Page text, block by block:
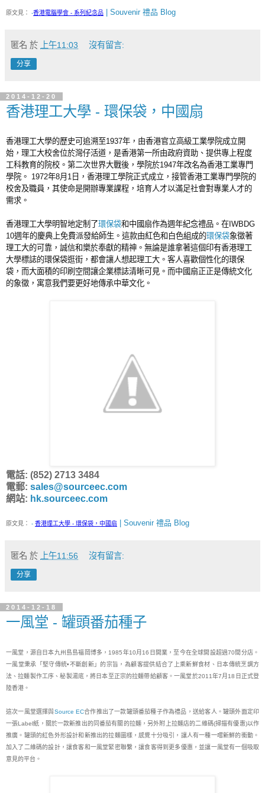
原文見： -香港電腦學會 - 系列紀念品 | Souvenir 禮品 Blog
匿名 於 上午11:03 沒有留言:
分享
2014-12-20
香港理工大學 - 環保袋，中國扇
香港理工大學的歷史可追溯至1937年，由香港官立高級工業學院成立開
始，理工大校舍位於灣仔活道，是香港第一所由政府資助、提供專上程度
工科教育的院校。第二次世界大戰後，學院於1947年改名為香港工業專門
學院。 1972年8月1日，香港理工學院正式成立，接管香港工業專門學院的
校舍及職員，其使命是開辦專業課程，培育人才以滿足社會對專業人才的
需求。
香港理工大學明智地定制了環保袋和中國扇作為週年紀念禮品。在IWBDG
10週年的慶典上免費派發給師生。這款由紅色和白色組成的環保袋象徵著
理工大的可靠，誠信和樂於奉獻的精神。無論是誰拿著這個印有香港理工
大學標誌的環保袋逛街，都會讓人想起理工大。客人喜歡個性化的環保
袋，而大面積的印刷空間讓企業標誌清晰可見。而中國扇正正是傳統文化
的象徵，寓意我們要更好地傳承中華文化。
電話: (852) 2713 3484
電郵: sales@sourceec.com
網站: hk.sourceec.com
原文見： - 香港理工大學 - 環保袋，中國扇 | Souvenir 禮品 Blog
匿名 於 上午11:56 沒有留言:
分享
2014-12-18
一風堂 - 罐頭番茄種子
一風堂，源自日本九州島島福岡博多，1985年10月16日開業，至今在全球開設超過70間分店。
一風堂秉承「堅守傳統•不斷創新」的宗旨，為顧客提供結合了上乘新鮮食材、日本傳統烹調方
法、拉麵製作工序、秘製湯底，將日本至正宗的拉麵帶給顧客。一風堂於2011年7月18日正式登
陸香港。
這次一風堂選擇與Source EC合作推出了一款罐頭番茄種子作為禮品，送給客人。罐頭外面定印
一張Label紙，關於一款新推出的同番茄有關的拉麵，另外附​​上拉麵店的二維碼(掃描有優惠)以作
推廣。罐頭的紅色外形設計和新推出的拉麵圖樣，感覺十分吸引，讓人有一種一嚐新鮮的衝動。
加入了二維碼的設計，讓食客和一風堂緊密聯繫，讓食客得到更多優惠，並讓一風堂有一個吸取
意見的平台。